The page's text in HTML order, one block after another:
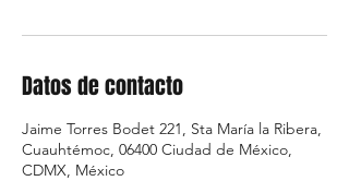
Datos de contacto
Jaime Torres Bodet 221, Sta María la Ribera,
Cuauhtémoc, 06400 Ciudad de México,
CDMX, México